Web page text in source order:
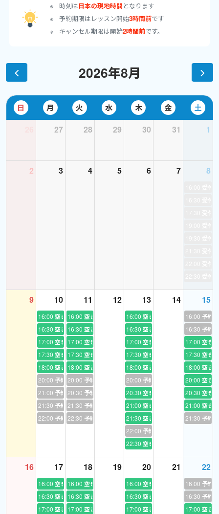
も海外旅行中にカフェで注文したり、買い物をしたり、会話をエン
ジョイできるよう丁寧にレッスンいたします。
大阪の大学(英文学科)を卒業後、ホテルへ就職。タイのプーケット
その後、現在のベルギー人のパートナーと出逢いベルギーへ移り
ました。５年間ほど観光ガイドとして日本からのお客さまへの現
地のご案内をしていました。
の違いをお伝えしたり、海外の人達が思う日本の生活、日本人な
どをテーマにしたり…普段の日本国内の生活で起こる場面だけで
なく、少し変わった観点からもテーマを見つけて会話を楽しみま
★文法指導 ／ 瞬間英作文
小中高校生を対象に、私は塾講師をしていた経験があります。
苦手な英語を克服できるよう、丁寧にそして理解できるようにな
るまで根気強く指導いたします。(もちろん、文法学習をやり直し
たい大人の方も大歓迎です)
アレレ？英語って案外楽しいかも？と思っていただける、そんな時
間にしましょう。
＜対応していないレッスン＞
ビジネス英会話
上級者向けレッスン
専門的な知識を必要とするレッスン
時刻は日本の現地時間 となります
予約期限はレッスン開始3時間前です
キャンセル期限は開始2時間前です。
2026年8月
日 月 火 水 木 金 土
27 28 29 30 31 1
2 3 4 5 6 7 8
9 10
16:00 空き
16:30 空き
17:00 空き
17:30 空き
18:00 空き
20:00 予約あり
21:00 予約あり
21:30 予約あり
22:00 予約あり
11
16:00 空き
16:30 空き
17:00 空き
17:30 空き
18:00 空き
20:00 予約あり
20:30 予約あり
21:30 予約あり
22:30 予約あり
12 13
16:00 空き
16:30 空き
17:00 空き
17:30 空き
18:00 空き
20:00 予約あり
20:30 空き
21:00 空き
21:30 空き
22:00 予約あり
22:30 空き
14 15
16:00 予約
16:30 予約
17:00 空き
17:30 空き
18:00 空き
20:00 空き
20:30 空き
21:00 空き
21:30 予約
16 17
16:00 空き
16:30 空き
17:00 空き
18
16:00 空き
16:30 空き
17:00 空き
19 20
16:00 空き
16:30 空き
17:00 空き
21 22
16:00 予約
16:30 予約
17:00 空き